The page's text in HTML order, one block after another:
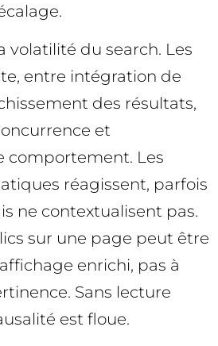
volatilité du search. Les
entre intégration de
des résultats,
et
comportement. Les
réagissent, parfois
ne contextualisent pas.
sur une page peut être
enrichi, pas à
Sans lecture
est floue.